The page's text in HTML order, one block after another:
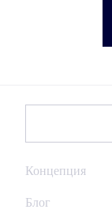
Концепция
Блог